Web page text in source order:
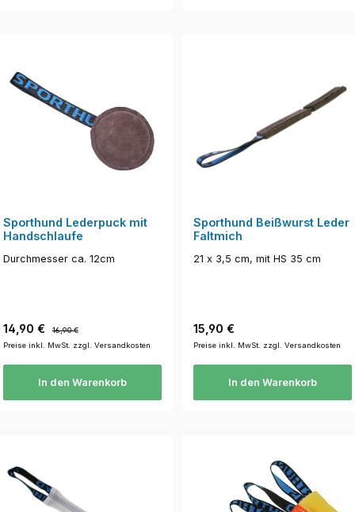
Sporthund Lederpuck mit
Handschlaufe
Durchmesser ca. 12cm
Verkaufspreis:
14,90 € Regulärer Preis:
16,90 €
Preise inkl. MwSt. zzgl. Versandkosten
In den Warenkorb
Sporthund Beißwurst Leder
Faltmich
21 x 3,5 cm, mit HS 35 cm
Regulärer Preis:
15,90 €
Preise inkl. MwSt. zzgl. Versandkosten
In den Warenkorb